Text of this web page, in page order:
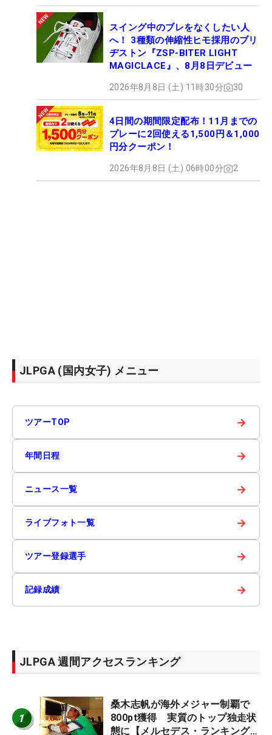
スイング中のブレをなくしたい人
へ！ 3種類の伸縮性ヒモ採用のブリ
ヂストン『ZSP-BITER LIGHT
MAGICLACE』、8月8日デビュー
2026年8月8日 (土) 11時30分 30
4日間の期間限定配布！11月までの
プレーに2回使える1,500円＆1,000
円分クーポン！
2026年8月8日 (土) 06時00分 2
JLPGA (国内女子) メニュー
ツアーTOP →
年間日程 →
ニュース一覧 →
ライブフォト一覧 →
ツアー登録選手 →
記録成績 →
JLPGA 週間アクセスランキング
1
桑木志帆が海外メジャー制覇で
800pt獲得 実質のトップ独走状
態に【メルセデス・ランキング番